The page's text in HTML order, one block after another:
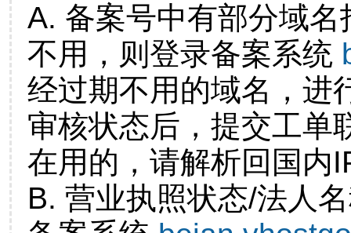
A. 备案号中有部分域
不用，则登录备案系统
经过期不用的域名，进
审核状态后，提交工单
在用的，请解析回国内
B. 营业执照状态/法人